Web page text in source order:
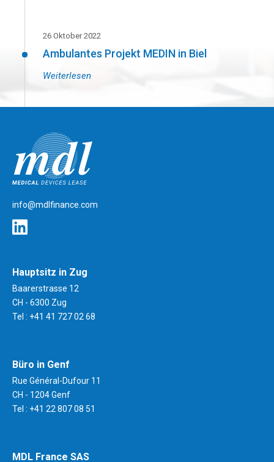
Ambulantes Projekt MEDIN in Biel
26 Oktober 2022
Weiterlesen
info@mdlfinance.com
Hauptsitz in Zug
Baarerstrasse 12
CH - 6300 Zug
Tel : +41 41 727 02 68
Büro in Genf
Rue Général-Dufour 11
CH - 1204 Genf
Tel : +41 22 807 08 51
MDL France SAS